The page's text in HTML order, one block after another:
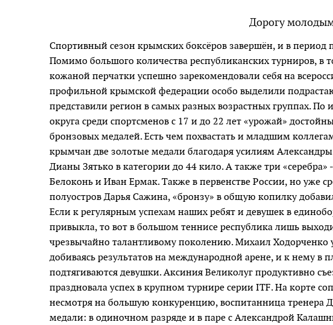
Дорогу
Спортивный сезон крымских боксёров завершён, и в период
Помимо большого количества республиканских турниров, в
кожаной перчатки успешно зарекомендовали себя на
профильной крымской федерации особо выделили
представили регион в самых разных возрастных группах.
округа среди спортсменов с 17 и до 22 лет «урожай»
бронзовых медалей. Есть чем похвастать и младшим
крымчан две золотые медали благодаря усилиям
Дианы Зятько в категории до 44 кило. А также три
Белоконь и Иван Ермак. Также в первенстве России, но уже
полуостров Дарья Сажина, «бронзу» в общую копилку
Если к регулярным успехам наших ребят и девушек в
привыкла, то вот в большом теннисе республика лишь
чрезвычайно талантливому поколению. Михаил Ходорченко
добиваясь результатов на международной арене, и к нему в
подтягиваются девушки. Аксиния Великолуг продуктивно
праздновала успех в крупном турнире серии ITF. На корте
несмотря на большую конкуренцию, воспитанница тренера
медали: в одиночном разряде и в паре с Александрой